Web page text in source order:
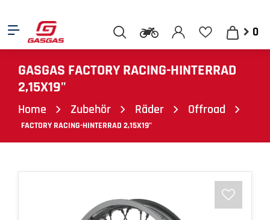
0
GASGAS FACTORY RACING-HINTERRAD
2,15X19"
Home Zubehör Räder Offroad
FACTORY RACING-HINTERRAD 2,15X19"